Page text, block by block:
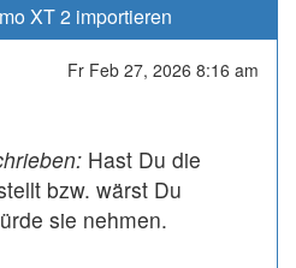
XT 2 importieren
Fr Feb 27, 2026 8:16 am
Hast Du die
bzw. wärst Du
sie nehmen.